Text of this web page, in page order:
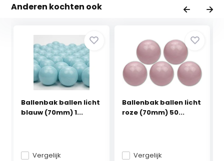
Anderen kochten ook
Ballenbak ballen licht
blauw (70mm) 1...
Vergelijk
Ballenbak ballen licht
roze (70mm) 50...
Vergelijk